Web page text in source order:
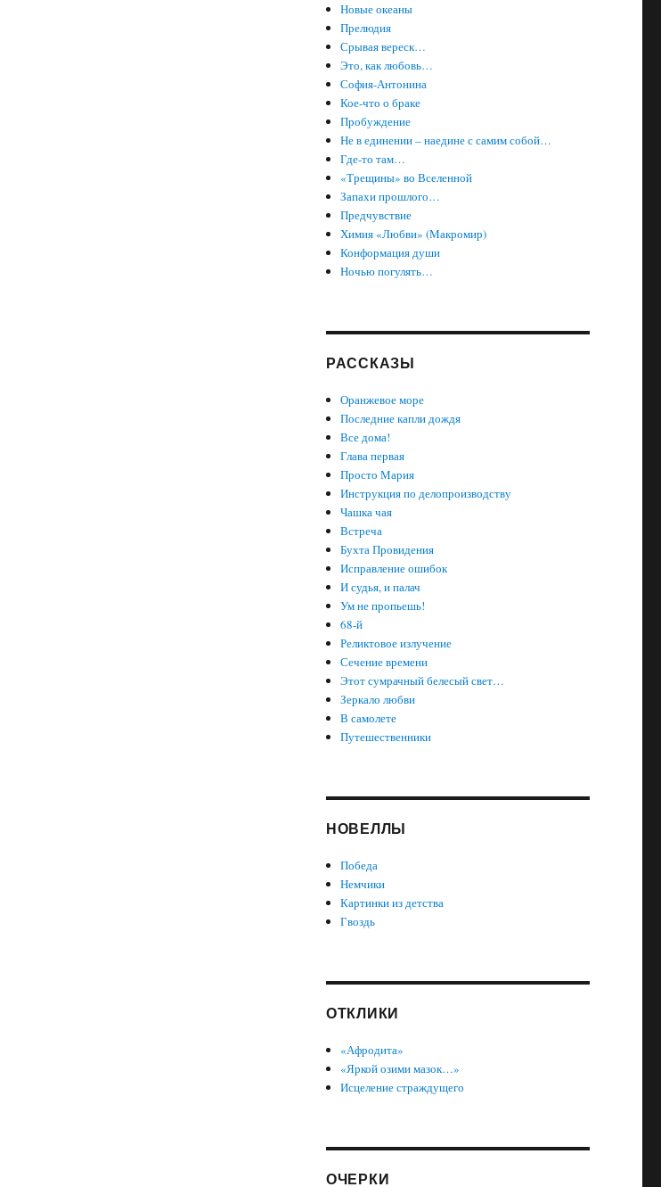
Новые океаны
Прелюдия
Срывая вереск…
Это, как любовь…
София-Антонина
Кое-что о браке
Пробуждение
Не в единении – наедине с самим собой…
Где-то там…
«Трещины» во Вселенной
Запахи прошлого…
Предчувствие
Химия «Любви» (Макромир)
Конформация души
Ночью погулять…
РАССКАЗЫ
Оранжевое море
Последние капли дождя
Все дома!
Глава первая
Просто Мария
Инструкция по делопроизводству
Чашка чая
Встреча
Бухта Провидения
Исправление ошибок
И судья, и палач
Ум не пропьешь!
68-й
Реликтовое излучение
Сечение времени
Этот сумрачный белесый свет…
Зеркало любви
В самолете
Путешественники
НОВЕЛЛЫ
Победа
Немчики
Картинки из детства
Гвоздь
ОТКЛИКИ
«Афродита»
«Яркой озими мазок…»
Исцеление страждущего
ОЧЕРКИ